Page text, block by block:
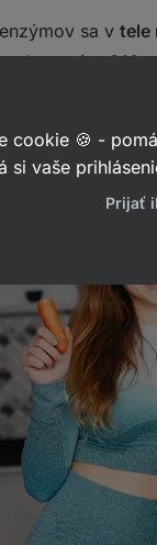
sa v tele
nekoenzým Q10
s reaktívnymi
na správne
cookie 🍪 -
si vaše
Prijať